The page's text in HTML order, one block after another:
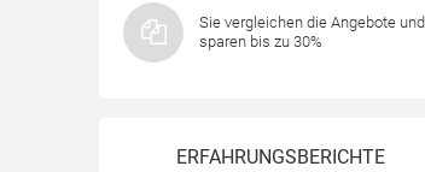
Sie vergleichen die Angebote und
sparen bis zu 30%
ERFAHRUNGSBERICHTE